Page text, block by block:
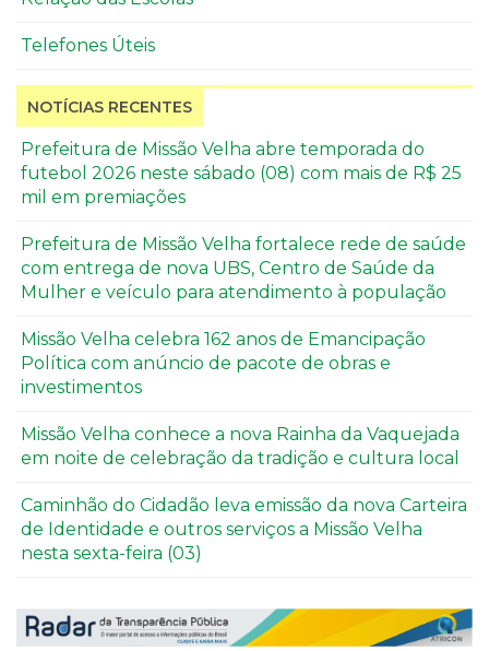
Telefones Úteis
NOTÍCIAS RECENTES
Prefeitura de Missão Velha abre temporada do
futebol 2026 neste sábado (08) com mais de R$ 25
mil em premiações
Prefeitura de Missão Velha fortalece rede de saúde
com entrega de nova UBS, Centro de Saúde da
Mulher e veículo para atendimento à população
Missão Velha celebra 162 anos de Emancipação
Política com anúncio de pacote de obras e
investimentos
Missão Velha conhece a nova Rainha da Vaquejada
em noite de celebração da tradição e cultura local
Caminhão do Cidadão leva emissão da nova Carteira
de Identidade e outros serviços a Missão Velha
nesta sexta-feira (03)